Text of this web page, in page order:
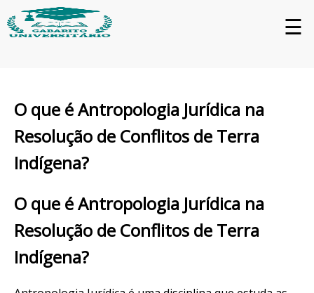
☰
O que é Antropologia Jurídica na
Resolução de Conflitos de Terra
Indígena?
O que é Antropologia Jurídica na
Resolução de Conflitos de Terra
Indígena?